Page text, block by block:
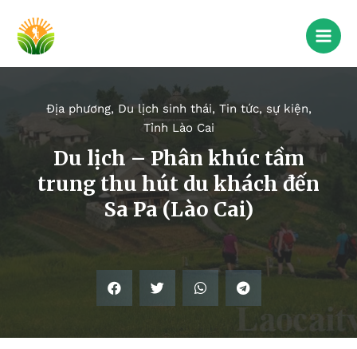
Địa phương, Du lịch sinh thái, Tin tức, sự kiện,
Tỉnh Lào Cai
Du lịch – Phân khúc tầm
trung thu hút du khách đến
Sa Pa (Lào Cai)